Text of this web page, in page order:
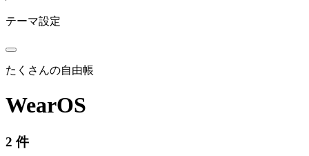
テーマ設定
たくさんの自由帳
WearOS
2 件